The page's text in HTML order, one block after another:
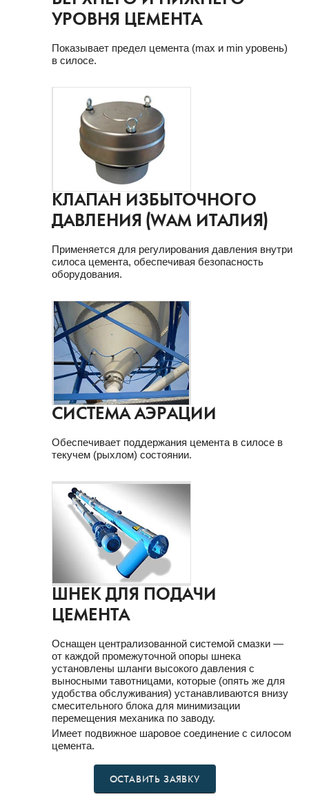
УРОВНЯ ЦЕМЕНТА
Показывает предел цемента (max и min уровень)
в силосе.
КЛАПАН ИЗБЫТОЧНОГО
ДАВЛЕНИЯ (WAM ИТАЛИЯ)
Применяется для регулирования давления внутри
силоса цемента, обеспечивая безопасность
оборудования.
СИСТЕМА АЭРАЦИИ
Обеспечивает поддержания цемента в силосе в
текучем (рыхлом) состоянии.
ШНЕК ДЛЯ ПОДАЧИ
ЦЕМЕНТА
Оснащен централизованной системой смазки —
от каждой промежуточной опоры шнека
установлены шланги высокого давления с
выносными тавотницами, которые (опять же для
удобства обслуживания) устанавливаются внизу
смесительного блока для минимизации
перемещения механика по заводу.
Имеет подвижное шаровое соединение с силосом
цемента.
ОСТАВИТЬ ЗАЯВКУ